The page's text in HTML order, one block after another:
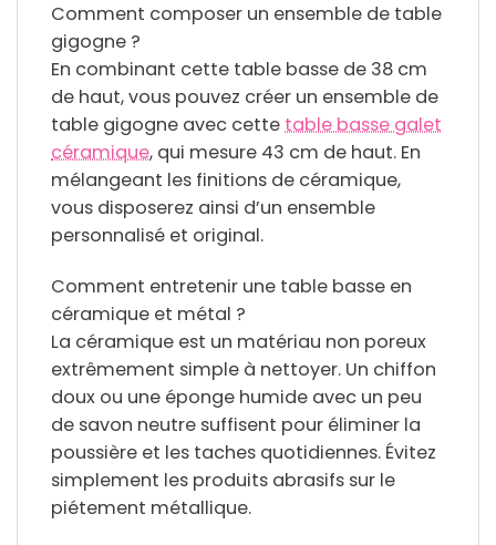
Comment composer un ensemble de table
gigogne ?
En combinant cette table basse de 38 cm
de haut, vous pouvez créer un ensemble de
table gigogne avec cettetable basse galet
céramique, qui mesure 43 cm de haut. En
mélangeant les finitions de céramique,
vous disposerez ainsi d’un ensemble
personnalisé et original.
Comment entretenir une table basse en
céramique et métal ?
La céramique est un matériau non poreux
extrêmement simple à nettoyer. Un chiffon
doux ou une éponge humide avec un peu
de savon neutre suffisent pour éliminer la
poussière et les taches quotidiennes. Évitez
simplement les produits abrasifs sur le
piétement métallique.